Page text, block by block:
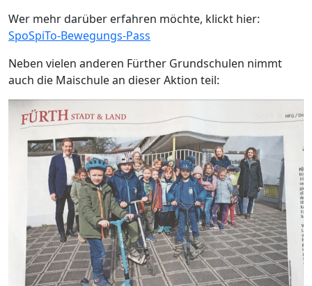
Wer mehr darüber erfahren möchte, klickt hier:
SpoSpiTo-Bewegungs-Pass
Neben vielen anderen Fürther Grundschulen nimmt
auch die Maischule an dieser Aktion teil: